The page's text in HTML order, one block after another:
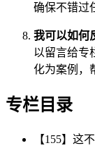
确保不错过
我可以如何
以留言给专
化为案例，
专栏目录
【155】这